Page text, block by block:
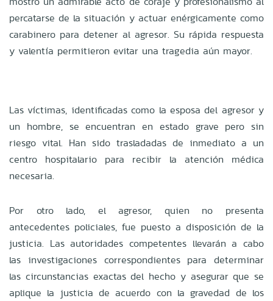
percatarse de la situación y actuar enérgicamente como
carabinero para detener al agresor. Su rápida respuesta
y valentía permitieron evitar una tragedia aún mayor.
Las víctimas, identificadas como la esposa del agresor y
un hombre, se encuentran en estado grave pero sin
riesgo vital. Han sido trasladadas de inmediato a un
centro hospitalario para recibir la atención médica
necesaria.
Por otro lado, el agresor, quien no presenta
antecedentes policiales, fue puesto a disposición de la
justicia. Las autoridades competentes llevarán a cabo
las investigaciones correspondientes para determinar
las circunstancias exactas del hecho y asegurar que se
aplique la justicia de acuerdo con la gravedad de los